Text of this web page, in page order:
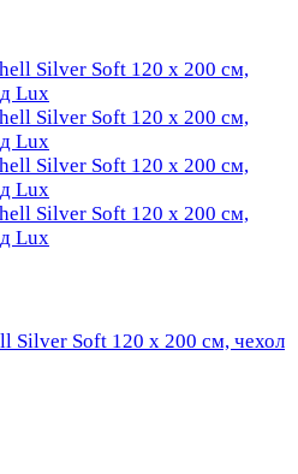
Silver Soft 120 х 200 см, чехол